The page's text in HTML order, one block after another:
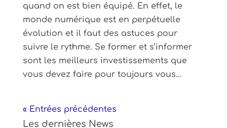
quand on est bien équipé. En effet, le
monde numérique est en perpétuelle
évolution et il faut des astuces pour
suivre le rythme. Se former et s’informer
sont les meilleurs investissements que
vous devez faire pour toujours vous...
« Entrées précédentes
Les dernières News